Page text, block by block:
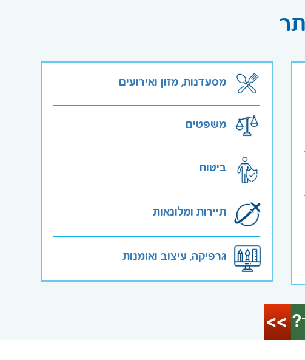
מסעדנות, מזון ואירועים
משפטים
ביטוח
תיירות ומלונאות
גרפיקה, עיצוב ואומנות